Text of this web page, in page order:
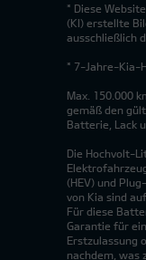
* Diese
(KI) erstellte
ausschließlich
* 7-Jahre-Kia-
Max. 150.000
gemäß den
Batterie, Lack
Die Hochvolt-
(HEV) und
von Kia sind
Für diese
Garantie für
Erstzulassung
nachdem, was